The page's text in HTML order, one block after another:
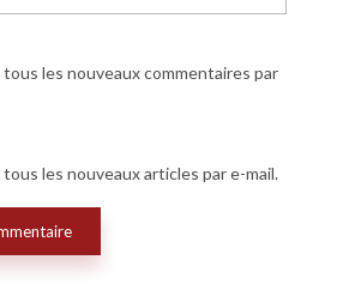
les nouveaux commentaires par
les nouveaux articles par e-mail.